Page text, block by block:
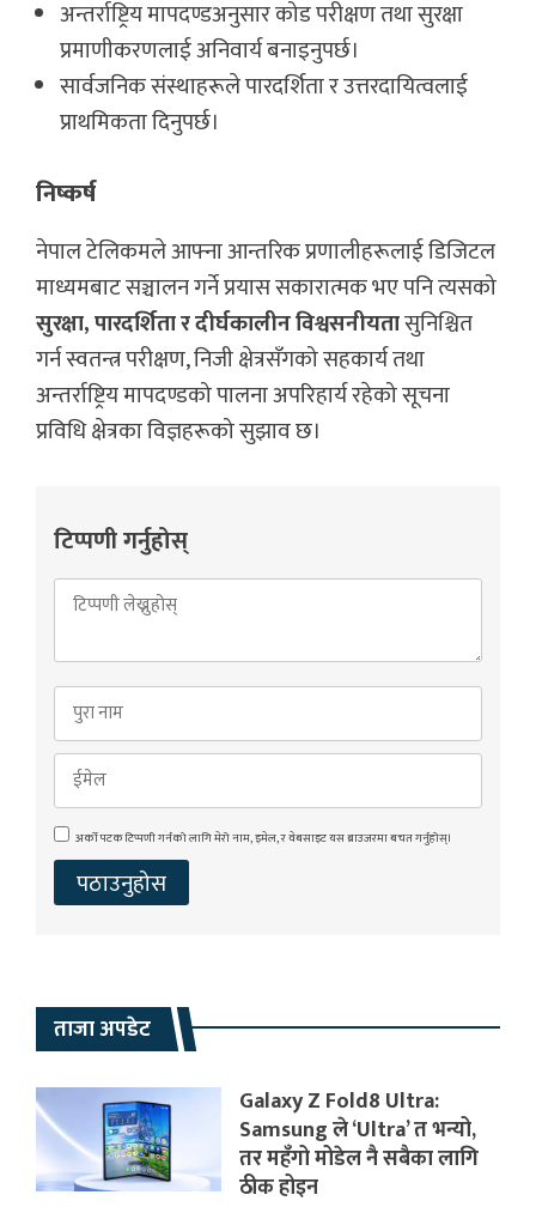
अन्तर्राष्ट्रिय मापदण्डअनुसार कोड परीक्षण तथा सुरक्षा
प्रमाणीकरणलाई अनिवार्य बनाइनुपर्छ।
सार्वजनिक संस्थाहरूले पारदर्शिता र उत्तरदायित्वलाई
प्राथमिकता दिनुपर्छ।
निष्कर्ष
नेपाल टेलिकमले आफ्ना आन्तरिक प्रणालीहरूलाई डिजिटल
माध्यमबाट सञ्चालन गर्ने प्रयास सकारात्मक भए पनि त्यसको
सुरक्षा, पारदर्शिता र दीर्घकालीन विश्वसनीयतासुनिश्चित
गर्न स्वतन्त्र परीक्षण, निजी क्षेत्रसँगको सहकार्य तथा
अन्तर्राष्ट्रिय मापदण्डको पालना अपरिहार्य रहेको सूचना
प्रविधि क्षेत्रका विज्ञहरूको सुझाव छ।
टिप्पणी गर्नुहोस्
अर्को पटक टिप्पणी गर्नको लागि मेरो नाम, इमेल, र वेबसाइट यस ब्राउजरमा बचत गर्नुहोस्।
ताजा अपडेट
Galaxy Z Fold8 Ultra:
Samsung ले ‘Ultra’ त भन्यो,
तर महँगो मोडेल नै सबैका लागि
ठीक होइन